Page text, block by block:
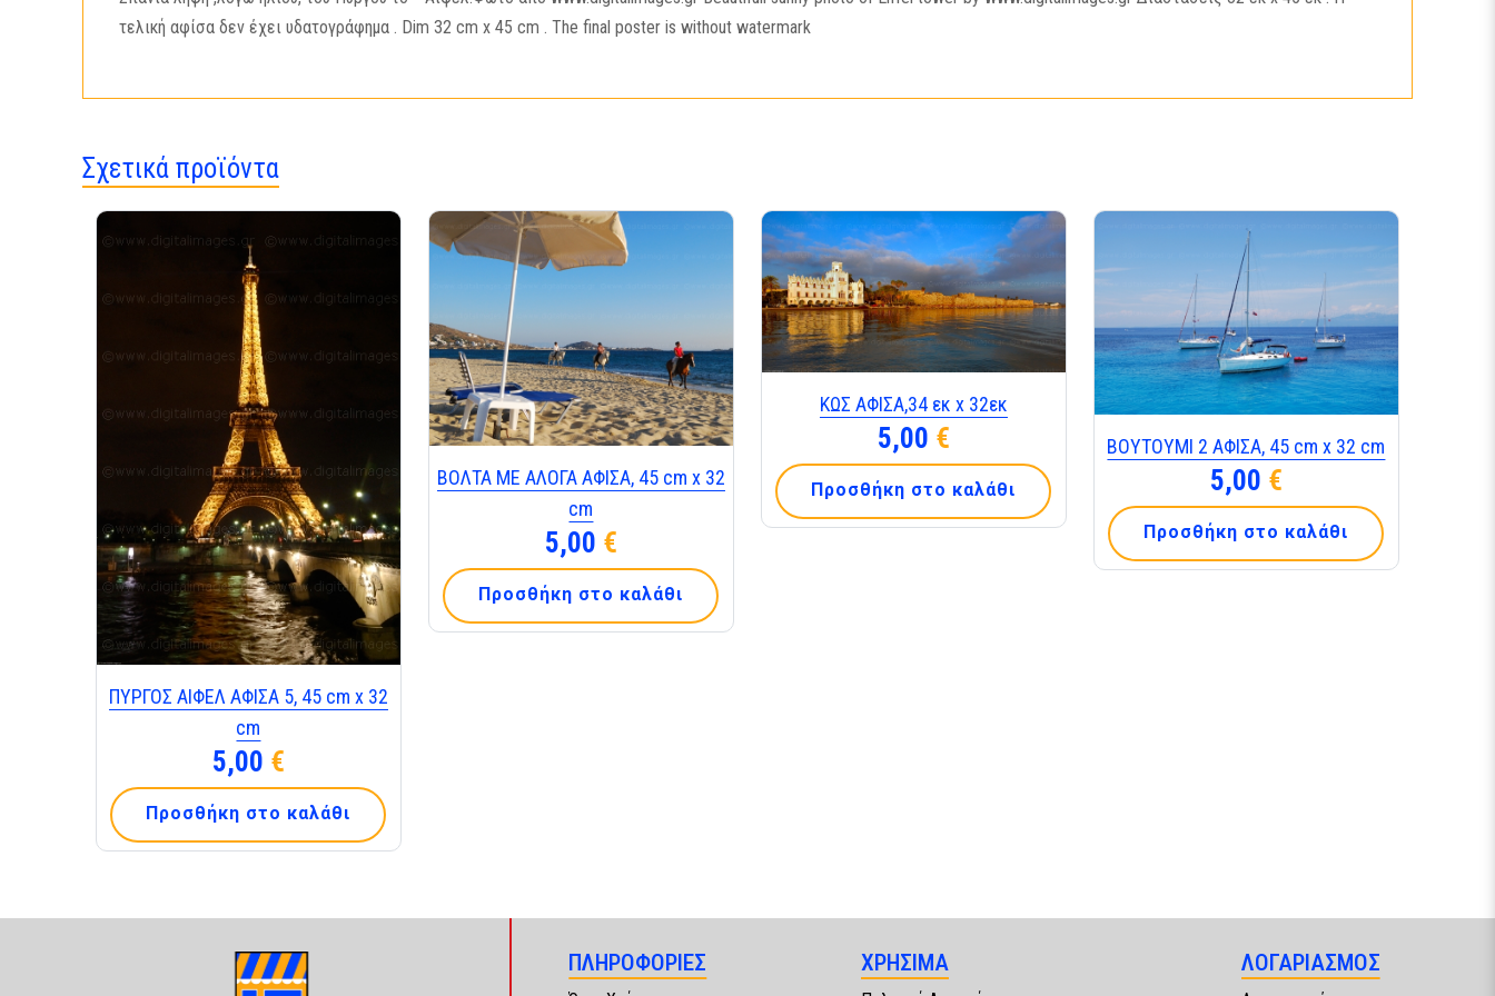
τελική αφίσα δεν έχει υδατογράφημα . Dim 32 cm x 45 cm . The final poster is without watermark
Σχετικά προϊόντα
ΠΥΡΓΟΣ ΑΙΦΕΛ ΑΦΙΣΑ 5, 45 cm x 32
cm
5,00 €
Προσθήκη στο καλάθι
ΒΟΛΤΑ ΜΕ ΑΛΟΓΑ ΑΦΙΣΑ, 45 cm x 32
cm
5,00 €
Προσθήκη στο καλάθι
ΚΩΣ ΑΦΙΣΑ,34 εκ x 32εκ
5,00 €
Προσθήκη στο καλάθι
ΒΟΥΤΟΥΜΙ 2 ΑΦΙΣΑ, 45 cm x 32 cm
5,00 €
Προσθήκη στο καλάθι
ΠΛΗΡΟΦΟΡΙΕΣ ΧΡΗΣΙΜΑ ΛΟΓΑΡΙΑΣΜΟΣ